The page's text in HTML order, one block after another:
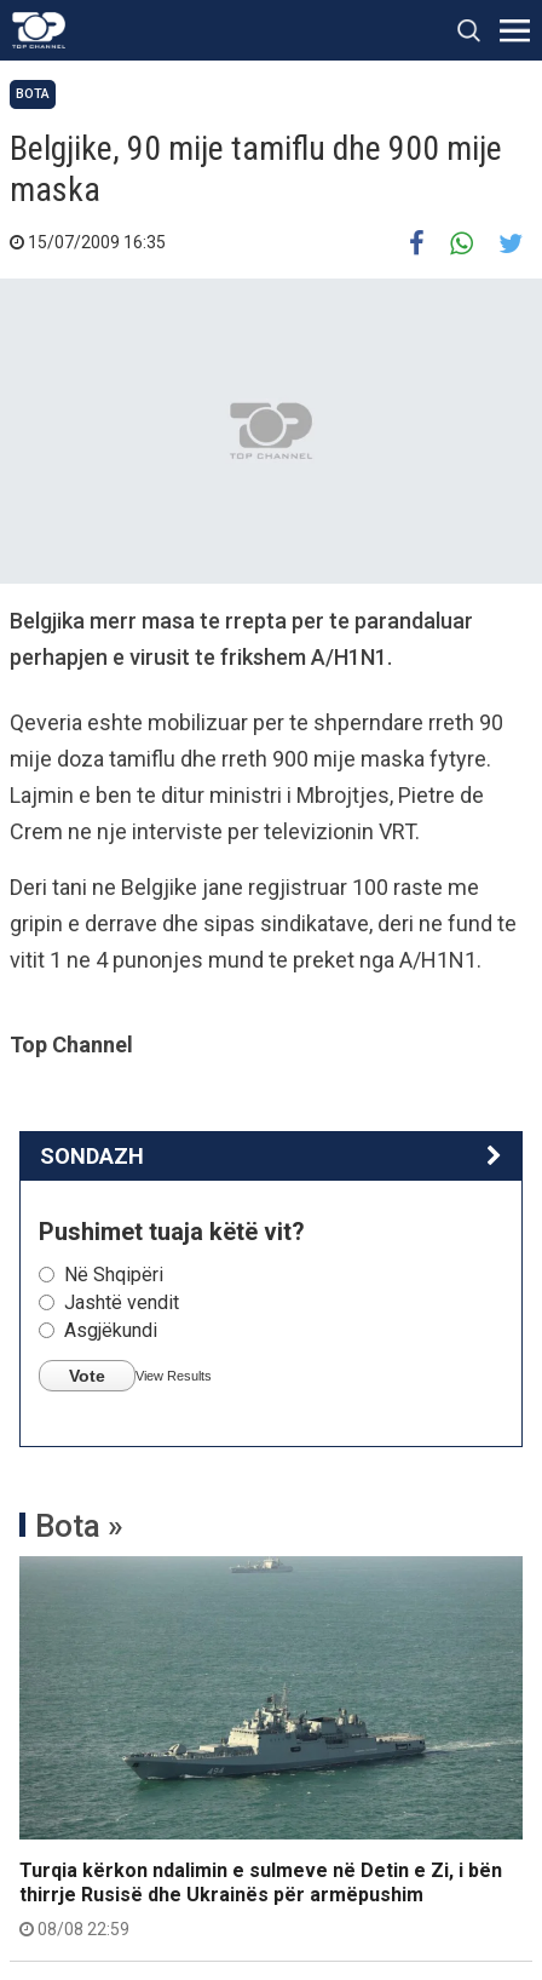
BOTA
Belgjike, 90 mije tamiflu dhe 900 mije
maska
15/07/2009 16:35
Belgjika merr masa te rrepta per te parandaluar
perhapjen e virusit te frikshem A/H1N1.
Qeveria eshte mobilizuar per te shperndare rreth 90
mije doza tamiflu dhe rreth 900 mije maska fytyre.
Lajmin e ben te ditur ministri i Mbrojtjes, Pietre de
Crem ne nje interviste per televizionin VRT.
Deri tani ne Belgjike jane regjistruar 100 raste me
gripin e derrave dhe sipas sindikatave, deri ne fund te
vitit 1 ne 4 punonjes mund te preket nga A/H1N1.
Top Channel
SONDAZH
Pushimet tuaja këtë vit?
Në Shqipëri
Jashtë vendit
Asgjëkundi
Vote View Results
Bota »
Turqia kërkon ndalimin e sulmeve në Detin e Zi, i bën
thirrje Rusisë dhe Ukrainës për armëpushim
08/08 22:59